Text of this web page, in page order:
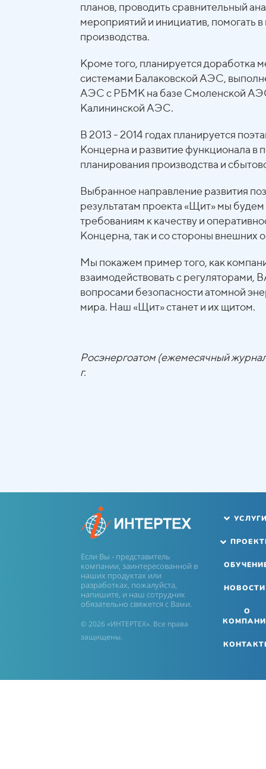
планов, проводить сравнительный
мероприятий и инициатив, помогать
производства.
Кроме того, планируется доработка
системами Балаковской АЭС,
АЭС с РБМК на базе Смоленской
Калининской АЭС.
В 2013 - 2014 годах планируется
Концерна и развитие функционала в
планирования производства и
Выбранное направление развития
результатам проекта «Щит» мы
требованиям к качеству и
Концерна, так и со стороны внешних
Мы покажем пример того, как
взаимодействовать с
вопросами безопасности атомной
мира. Наш «Щит» станет и их щитом.
Росэнергоатом (ежемесячный
г.
Если Вы - представитель
компании, заинтересованной в
наших продуктах или
разработках, пожалуйста,
напишите, и наш сотрудник
обязательно свяжется с Вами.
© 2026 «ИНТЕРТЕХ». Все права
защищены.
НОВОСТИ
О